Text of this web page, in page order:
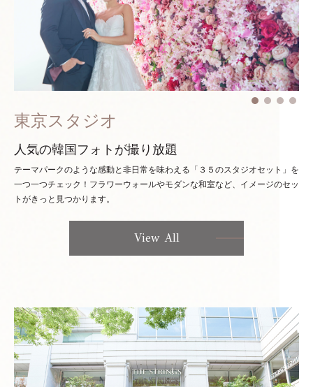
東京スタジオ
人気の韓国フォトが撮り放題
テーマパークのような感動と非日常を味わえる「３５のスタジオセット」を
一つ一つチェック！ フラワーウォールやモダンな和室など、イメージのセッ
トがきっと見つかります。
View All